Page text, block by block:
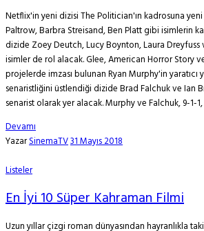
Netflix'in yeni dizisi The Politician'ın kadrosuna
Paltrow, Barbra Streisand, Ben Platt gibi isimlerin
dizide Zoey Deutch, Lucy Boynton, Laura Dreyfuss
isimler de rol alacak. Glee, American Horror Story
projelerde imzası bulunan Ryan Murphy'in yaratıcı
senaristliğini üstlendiği dizide Brad Falchuk ve Ian
senarist olarak yer alacak. Murphy ve Falchuk, 9-1-1,
Devamı
YazarSinemaTV31 Mayıs 2018
Listeler
En İyi 10 Süper Kahraman Filmi
Uzun yıllar çizgi roman dünyasından hayranlıkla